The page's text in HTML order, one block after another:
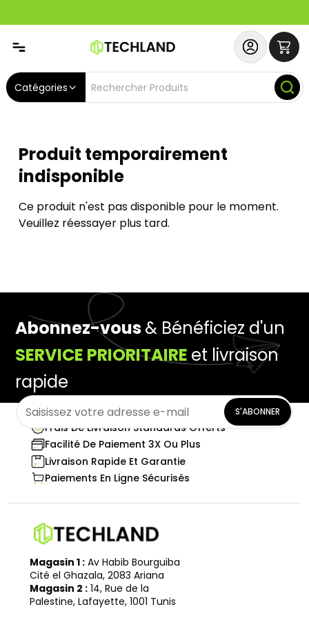
Catégories
Produit temporairement
indisponible
Ce produit n'est pas disponible pour le moment.
Veuillez réessayer plus tard.
Abonnez-vous& Bénéficiez d'un
SERVICE PRIORITAIRE et livraison
rapide
S'ABONNER
Frais De Livraison Standards Offerts
Facilité De Paiement 3X Ou Plus
Livraison Rapide Et Garantie
Paiements En Ligne Sécurisés
Magasin 1 : Av Habib Bourguiba
Cité el Ghazala, 2083 Ariana
Magasin 2 : 14, Rue de la
Palestine, Lafayette, 1001 Tunis